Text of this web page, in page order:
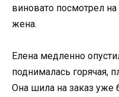
виновато посмотрел
жена.
Елена медленно
поднималась горячая,
Она шила на заказ уже